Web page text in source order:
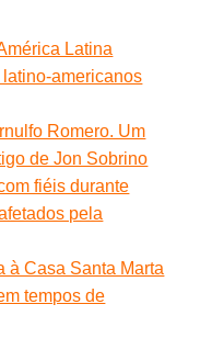
Latina
americanos
Romero. Um
de Jon Sobrino
fiéis durante
pela
à Casa Santa Marta
tempos de